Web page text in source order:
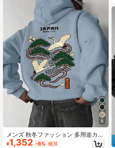
6
メンズ 秋冬ファッション 多用途カジ
ュアル 鶴プリントパーカー
¥1,352 -6% 概算